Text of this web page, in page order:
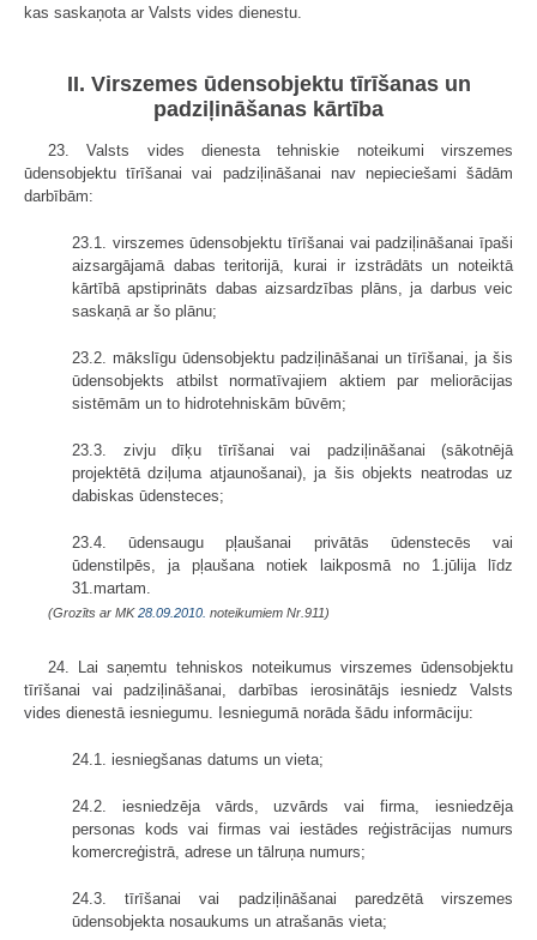
kas saskaņota ar Valsts vides dienestu.
II. Virszemes ūdensobjektu tīrīšanas un
padziļināšanas kārtība
23. Valsts vides dienesta tehniskie noteikumi virszemes
ūdensobjektu tīrīšanai vai padziļināšanai nav nepieciešami šādām
darbībām:
23.1. virszemes ūdensobjektu tīrīšanai vai padziļināšanai īpaši
aizsargājamā dabas teritorijā, kurai ir izstrādāts un noteiktā
kārtībā apstiprināts dabas aizsardzības plāns, ja darbus veic
saskaņā ar šo plānu;
23.2. mākslīgu ūdensobjektu padziļināšanai un tīrīšanai, ja šis
ūdensobjekts atbilst normatīvajiem aktiem par meliorācijas
sistēmām un to hidrotehniskām būvēm;
23.3. zivju dīķu tīrīšanai vai padziļināšanai (sākotnējā
projektētā dziļuma atjaunošanai), ja šis objekts neatrodas uz
dabiskas ūdensteces;
23.4. ūdensaugu pļaušanai privātās ūdenstecēs vai
ūdenstilpēs, ja pļaušana notiek laikposmā no 1.jūlija līdz
31.martam.
(Grozīts ar MK28.09.2010. noteikumiem Nr.911)
24. Lai saņemtu tehniskos noteikumus virszemes ūdensobjektu
tīrīšanai vai padziļināšanai, darbības ierosinātājs iesniedz Valsts
vides dienestā iesniegumu. Iesniegumā norāda šādu informāciju:
24.1. iesniegšanas datums un vieta;
24.2. iesniedzēja vārds, uzvārds vai firma, iesniedzēja
personas kods vai firmas vai iestādes reģistrācijas numurs
komercreģistrā, adrese un tālruņa numurs;
24.3. tīrīšanai vai padziļināšanai paredzētā virszemes
ūdensobjekta nosaukums un atrašanās vieta;